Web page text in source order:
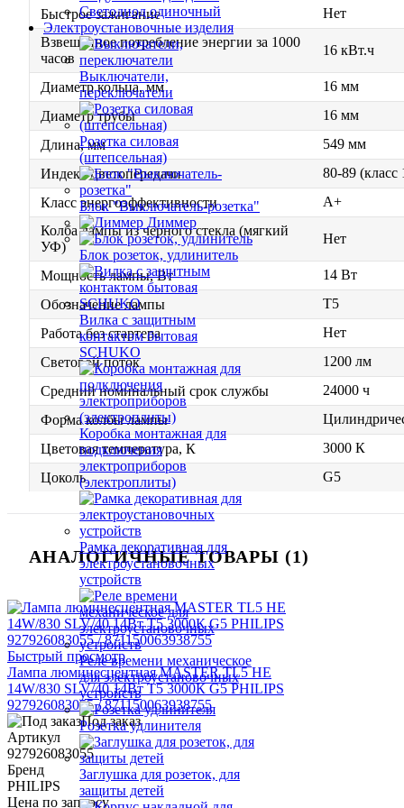
Светодиод одиночный
Электроустановочные изделия
Выключатели,
переключатели
Розетка силовая
(штепсельная)
Блок "Выключатель-розетка"
Диммер
Блок розеток, удлинитель
Вилка с защитным
контактом бытовая
SCHUKO
Коробка монтажная для
подключения
электроприборов
(электроплиты)
Рамка декоративная для
электроустановочных
устройств
Реле времени механическое
для электроустановочных
устройств
Розетка удлинителя
Заглушка для розеток, для
защиты детей
Быстрое зажигание
Нет
Взвешенное потребление энергии за 1000
часов
16 кВт.ч
Диаметр кольца, мм
16 мм
Диаметр трубы
16 мм
Длина, мм
549 мм
Индекс цветопередачи
80-89 (класс
Класс энергоэффективности
A+
Колба лампы из черного стекла (мягкий
УФ)
Нет
Мощность лампы, Вт
14 Вт
Обозначение лампы
T5
Работа без стартера
Нет
Световой поток
1200 лм
Средний номинальный срок службы
24000 ч
Форма колбы лампы
Цветовая температура, К
3000 К
Цоколь
G5
АНАЛОГИЧНЫЕ ТОВАРЫ (1)
Быстрый просмотр
Лампа люминесцентная MASTER TL5 HE
14W/830 SLV/40 14Вт T5 3000К G5 PHILIPS
927926083055 / 871150063938755
Под заказ
Артикул
927926083055
Бренд
PHILIPS
Цена по запросу